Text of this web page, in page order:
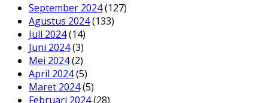
September 2024(127)
Agustus 2024(133)
Juli 2024(14)
Juni 2024(3)
Mei 2024(2)
April 2024(5)
Maret 2024(5)
Februari 2024(28)